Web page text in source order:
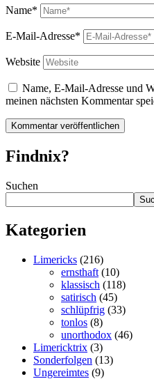
Name*
E-Mail-Adresse*
Website
Name, E-Mail-Adresse und
meinen nächsten Kommentar
Findnix?
Suchen
Kategorien
Limericks (216)
ernsthaft (10)
klassisch (118)
satirisch (45)
schlüpfrig (33)
tonlos (8)
unorthodox (46)
Limericktrix (3)
Sonderfolgen (13)
Ungereimtes (9)